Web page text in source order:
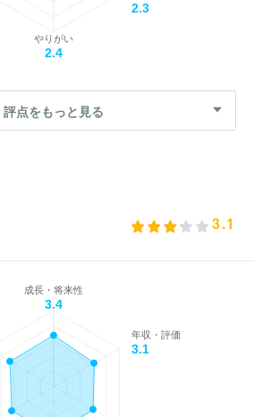
2.3
やりがい
2.4
評点をもっと見る
3.1
成長・将来性
3.4
年収・評価
3.1